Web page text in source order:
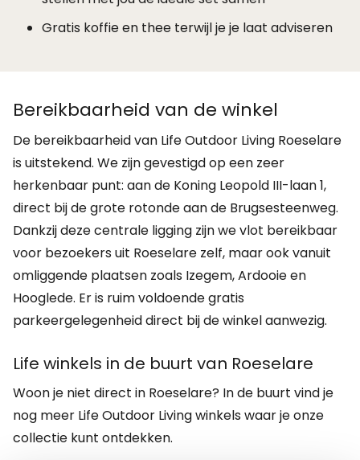
Gratis koffie en thee terwijl je je laat adviseren
Bereikbaarheid van de winkel
De bereikbaarheid van Life Outdoor Living Roeselare
is uitstekend. We zijn gevestigd op een zeer
herkenbaar punt: aan de Koning Leopold III-laan 1,
direct bij de grote rotonde aan de Brugsesteenweg.
Dankzij deze centrale ligging zijn we vlot bereikbaar
voor bezoekers uit Roeselare zelf, maar ook vanuit
omliggende plaatsen zoals Izegem, Ardooie en
Hooglede. Er is ruim voldoende gratis
parkeergelegenheid direct bij de winkel aanwezig.
Life winkels in de buurt van Roeselare
Woon je niet direct in Roeselare? In de buurt vind je
nog meer Life Outdoor Living winkels waar je onze
collectie kunt ontdekken.